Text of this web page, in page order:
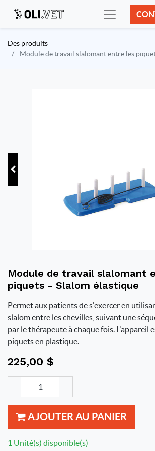
Des produits
Module de travail slalomant entre les
Module de travail slalomant
piquets - Slalom élastique
Permet aux patients de s'exercer en
slalom entre les chevilles, suivant une
par le thérapeute à chaque fois. L'appareil
piquets en plastique.
225,00 $
AJOUTER AU PANIER
1 Unité(s) disponible(s)